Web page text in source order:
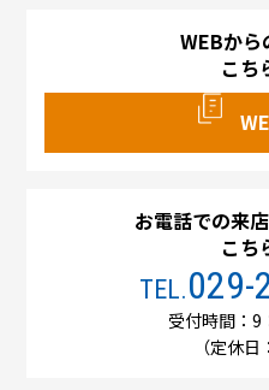
WEBから
こち
お電話での来
こち
TEL.029-
受付時間：9
（定休日